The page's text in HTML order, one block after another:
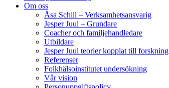
Om oss
Åsa Schill – Verksamhetsansvarig
Jesper Juul – Grundare
Coacher och familjehandledare
Utbildare
Jesper Juul teorier kopplat till forskning
Referenser
Folkhälsoinstitutet undersökning
Vår vision